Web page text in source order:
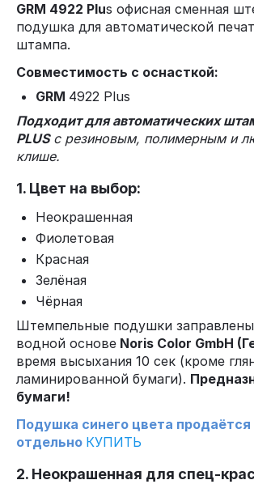
GRM 4922 Plus офисная сменная
подушка для автоматической
штампа.
Совместимость с оснасткой:
GRM 4922 Plus
Подходит для автоматических
PLUSс резиновым, полимерным и
клише.
1. Цвет на выбор:
Неокрашенная
Фиолетовая
Красная
Зелёная
Чёрная
Штемпельные подушки
водной основе Noris Color GmbH
время высыхания 10 сек (кроме
ламинированной бумаги).
бумаги!
Подушка синего цвета продаётся
отдельно КУПИТЬ
2. Неокрашенная для спец-